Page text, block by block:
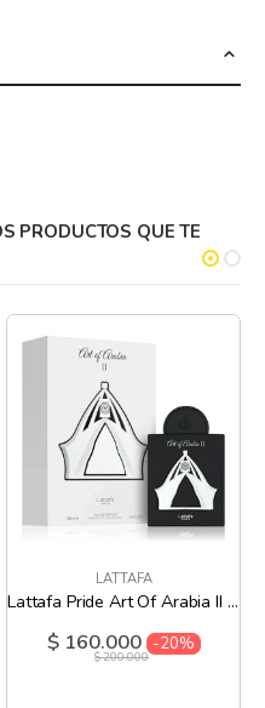
PRODUCTOS QUE TE
LATTAFA
Lattafa Pride Art Of Arabia II - 100 Ml
$ 200.000
Precio
especial
$ 160.000 -20%